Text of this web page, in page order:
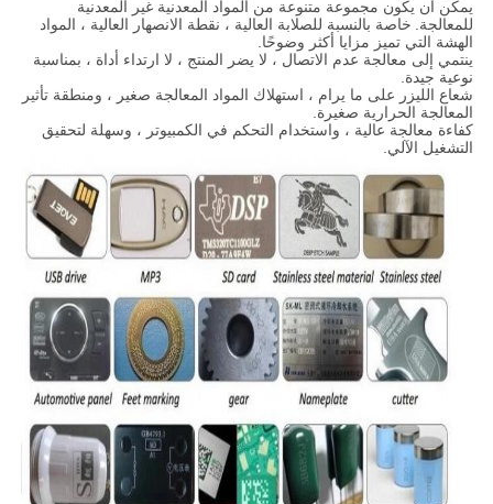
يمكن أن يكون مجموعة متنوعة من المواد المعدنية غير المعدنية
للمعالجة. خاصة بالنسبة للصلابة العالية ، نقطة الانصهار العالية ، المواد
الهشة التي تميز مزايا أكثر وضوحًا.
ينتمي إلى معالجة عدم الاتصال ، لا يضر المنتج ، لا ارتداء أداة ، بمناسبة
نوعية جيدة.
شعاع الليزر على ما يرام ، استهلاك المواد المعالجة صغير ، ومنطقة تأثير
المعالجة الحرارية صغيرة.
كفاءة معالجة عالية ، واستخدام التحكم في الكمبيوتر ، وسهلة لتحقيق
التشغيل الآلي.